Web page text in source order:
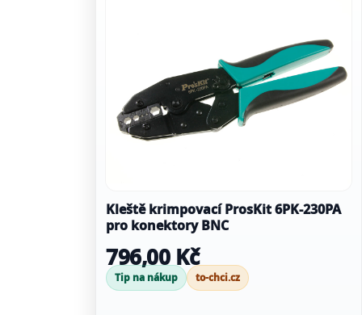
Kleště krimpovací ProsKit 6PK-230PA
pro konektory BNC
796,00 Kč
Tip na nákup to-chci.cz